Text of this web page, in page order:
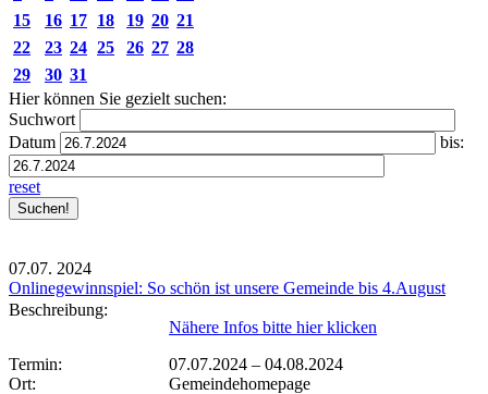
15
16 17 18 19 20 21
22
23 24 25 26 27 28
29
30 31
Hier können Sie gezielt suchen:
Suchwort
Datum
bis:
reset
07.07. 2024
Onlinegewinnspiel: So schön ist unsere Gemeinde bis 4.August
Beschreibung:
Nähere Infos bitte hier klicken
Termin:
07.07.2024 – 04.08.2024
Ort:
Gemeindehomepage